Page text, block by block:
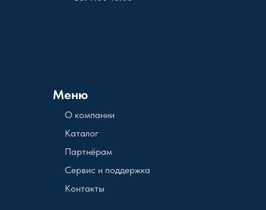
Меню
О компании
Каталог
Партнёрам
Сервис и поддержка
Контакты